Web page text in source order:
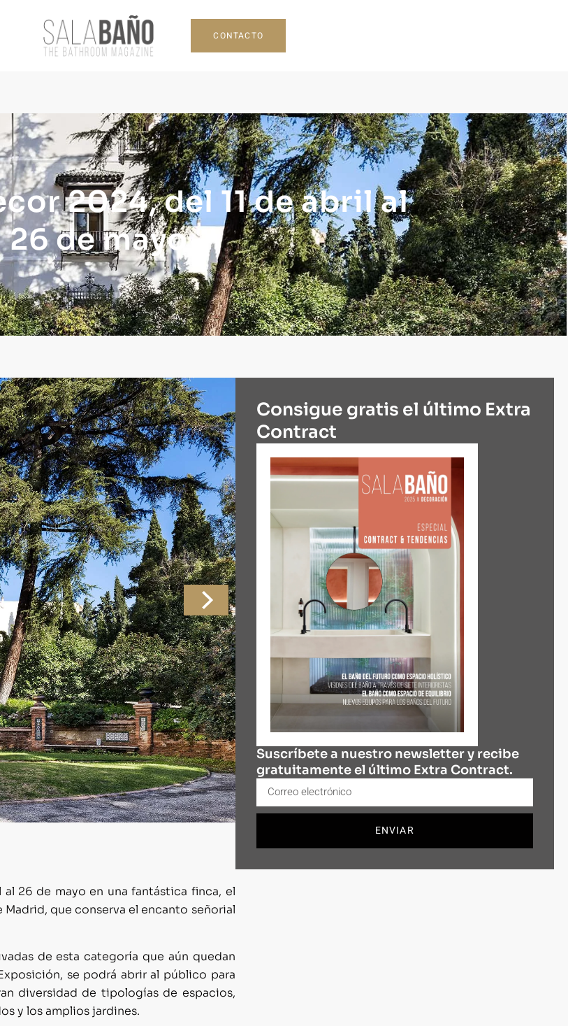
CONTACTO
2024, del 11 de abril al
26 de mayo
al 26 de mayo en una fantástica finca, el
Madrid, que conserva el encanto señorial
de esta categoría que aún quedan
se podrá abrir al público para
diversidad de tipologías de espacios,
y los amplios jardines.
Consigue gratis el último Extra
Contract
Suscríbete a nuestro newsletter y recibe
gratuitamente el último Extra Contract.
ENVIAR